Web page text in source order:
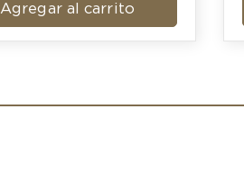
Agregar al carrito